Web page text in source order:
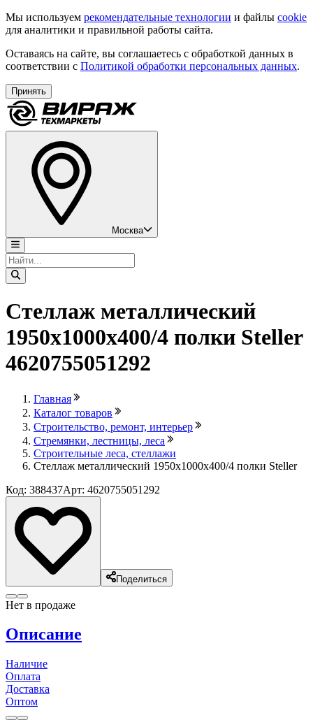
Мы используем рекомендательные технологии и файлы cookie
для аналитики и правильной работы сайта.
Оставаясь на сайте, вы соглашаетесь с обработкой данных в
соответствии с Политикой обработки персональных данных.
Принять
Москва
Стеллаж металлический
1950х1000х400/4 полки Steller
4620755051292
Главная
Каталог товаров
Строительство, ремонт, интерьер
Стремянки, лестницы, леса
Строительные леса, стеллажи
Стеллаж металлический 1950х1000х400/4 полки Steller
Код: 388437Арт: 4620755051292
Поделиться
Нет в продаже
Описание
Наличие
Оплата
Доставка
Оптом